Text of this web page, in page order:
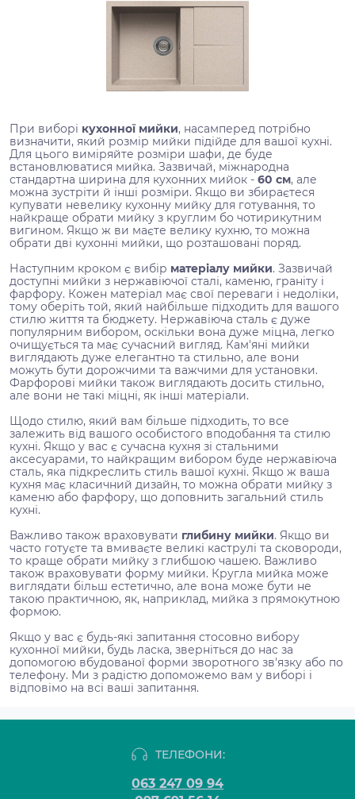
При виборі кухонної мийки, насамперед потрібно
визначити, який розмір мийки підійде для вашої кухні.
Для цього виміряйте розміри шафи, де буде
встановлюватися мийка. Зазвичай, міжнародна
стандартна ширина для кухонних мийок - 60 см, але
можна зустріти й інші розміри. Якщо ви збираєтеся
купувати невелику кухонну мийку для готування, то
найкраще обрати мийку з круглим бо чотирикутним
вигином. Якщо ж ви маєте велику кухню, то можна
обрати дві кухонні мийки, що розташовані поряд.
Наступним кроком є вибір матеріалу мийки. Зазвичай
доступні мийки з нержавіючої сталі, каменю, граніту і
фарфору. Кожен матеріал має свої переваги і недоліки,
тому оберіть той, який найбільше підходить для вашого
стилю життя та бюджету. Нержавіюча сталь є дуже
популярним вибором, оскільки вона дуже міцна, легко
очищується та має сучасний вигляд. Кам'яні мийки
виглядають дуже елегантно та стильно, але вони
можуть бути дорожчими та важчими для установки.
Фарфорові мийки також виглядають досить стильно,
але вони не такі міцні, як інші матеріали.
Щодо стилю, який вам більше підходить, то все
залежить від вашого особистого вподобання та стилю
кухні. Якщо у вас є сучасна кухня зі стальними
аксесуарами, то найкращим вибором буде нержавіюча
сталь, яка підкреслить стиль вашої кухні. Якщо ж ваша
кухня має класичний дизайн, то можна обрати мийку з
каменю або фарфору, що доповнить загальний стиль
кухні.
Важливо також враховувати глибину мийки. Якщо ви
часто готуєте та вмиваєте великі каструлі та сковороди,
то краще обрати мийку з глибшою чашею. Важливо
також враховувати форму мийки. Кругла мийка може
виглядати більш естетично, але вона може бути не
такою практичною, як, наприклад, мийка з прямокутною
формою.
Якщо у вас є будь-які запитання стосовно вибору
кухонної мийки, будь ласка, зверніться до нас за
допомогою вбудованої форми зворотного зв'язку або по
телефону. Ми з радістю допоможемо вам у виборі і
відповімо на всі ваші запитання.
ТЕЛЕФОНИ:
063 247 09 94